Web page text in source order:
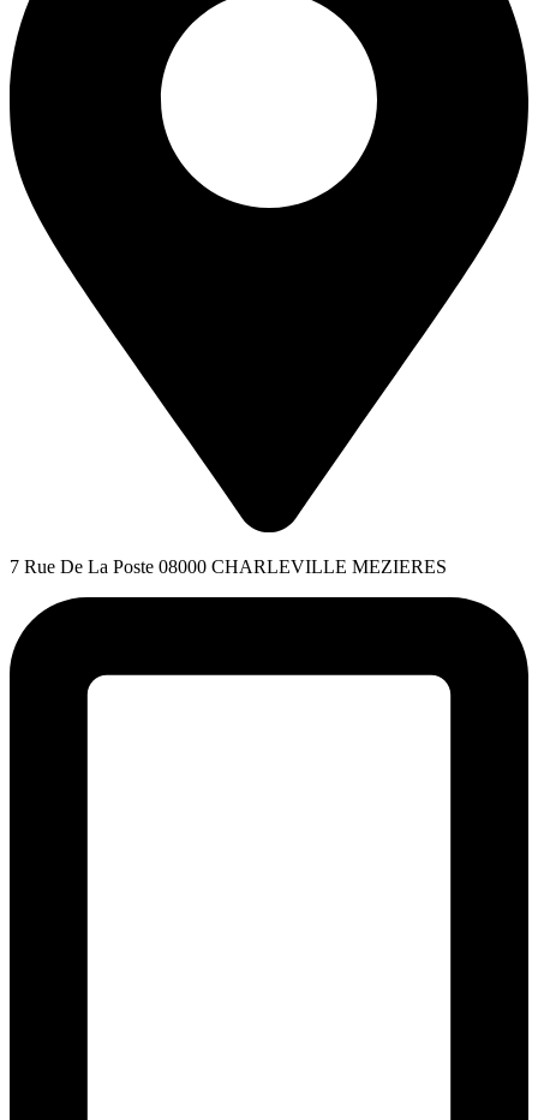
7 Rue De La Poste 08000 CHARLEVILLE MEZIERES